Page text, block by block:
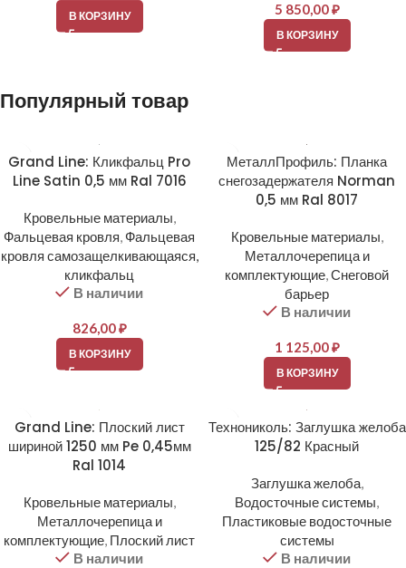
В КОРЗИНУ 5 850,00₽
В КОРЗИНУ
Популярный товар
Grand Line: Кликфальц Pro
Line Satin 0,5 мм Ral 7016
Кровельные материалы,
Фальцевая кровля, Фальцевая
кровля самозащелкивающаяся,
кликфальц
В наличии
826,00₽
В КОРЗИНУ
МеталлПрофиль: Планка
снегозадержателя Norman
0,5 мм Ral 8017
Кровельные материалы,
Металлочерепица и
комплектующие,Снеговой
барьер
В наличии
1 125,00₽
В КОРЗИНУ
Grand Line: Плоский лист
шириной 1250 мм Pe 0,45мм
Ral 1014
Кровельные материалы,
Металлочерепица и
комплектующие, Плоский лист
В наличии
Технониколь: Заглушка желоба
125/82 Красный
Заглушка желоба,
Водосточные системы,
Пластиковые водосточные
системы
В наличии